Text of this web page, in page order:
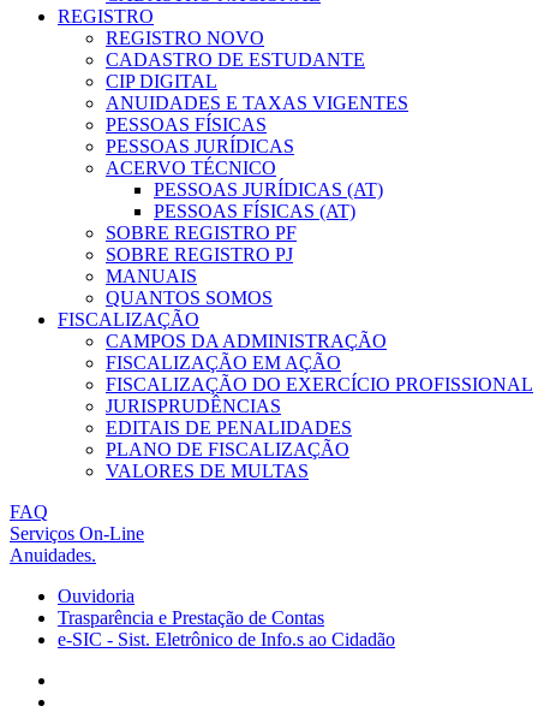
REGISTRO
REGISTRO NOVO
CADASTRO DE ESTUDANTE
CIP DIGITAL
ANUIDADES E TAXAS VIGENTES
PESSOAS FÍSICAS
PESSOAS JURÍDICAS
ACERVO TÉCNICO
PESSOAS JURÍDICAS (AT)
PESSOAS FÍSICAS (AT)
SOBRE REGISTRO PF
SOBRE REGISTRO PJ
MANUAIS
QUANTOS SOMOS
FISCALIZAÇÃO
CAMPOS DA ADMINISTRAÇÃO
FISCALIZAÇÃO EM AÇÃO
FISCALIZAÇÃO DO EXERCÍCIO PROFISSIONAL
JURISPRUDÊNCIAS
EDITAIS DE PENALIDADES
PLANO DE FISCALIZAÇÃO
VALORES DE MULTAS
FAQ
Serviços On-Line
Anuidades.
Ouvidoria
Trasparência e Prestação de Contas
e-SIC - Sist. Eletrônico de Info.s ao Cidadão